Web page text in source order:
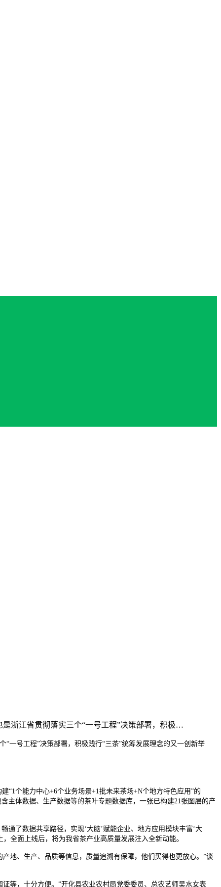
浙江省贯彻落实三个“一号工程”决策部署，积极…
“一号工程”决策部署，积极践行“三茶”统筹发展理念的又一创新举
“1个能力中心+6个业务场景+1批未来茶场+N个地方特色应用”的
主体数据、生产数据等的茶叶专题数据库，一张已构建21张图层的产
通了数据共享路径，实现‘大脑’赋能企业、地方应用模块丰富‘大
全面上线后，将为我省茶产业高质量发展注入全新动能。
地、生产、品质等信息，质量追溯有保障，他们买得也更放心。”谈
等，十分方便。”开化县农业农村局党委委员、总农艺师吴水女表